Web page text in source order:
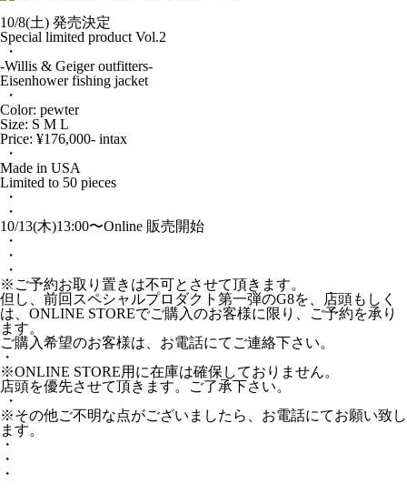
10/8(土) 発売決定
Special limited product Vol.2
・
-Willis & Geiger outfitters-
Eisenhower fishing jacket
・
Color: pewter
Size: S M L
Price: ¥176,000- intax
・
Made in USA
Limited to 50 pieces
・
・
10/13(木)13:00〜Online 販売開始
・
・
・
※ご予約お取り置きは不可とさせて頂きます。
但し、前回スペシャルプロダクト第一弾のG8を、店頭もしく
は、ONLINE STOREでご購入のお客様に限り、ご予約を承り
ます。
ご購入希望のお客様は、お電話にてご連絡下さい。
・
※ONLINE STORE用に在庫は確保しておりません。
店頭を優先させて頂きます。ご了承下さい。
・
※その他ご不明な点がございましたら、お電話にてお願い致し
ます。
・
・
・